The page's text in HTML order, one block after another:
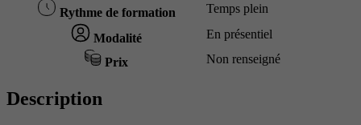
Rythme de formation Temps plein
Modalité En présentiel
Prix Non renseigné
Description